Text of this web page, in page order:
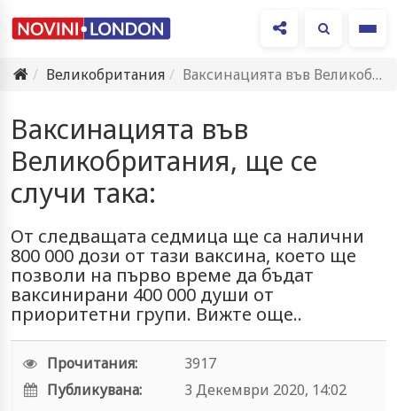
Великобритания
Ваксинацията във Великобритания, ще се случи така:
Ваксинацията във
Великобритания, ще се
случи така:
От следващата седмица ще са налични
800 000 дози от тази ваксина, което ще
позволи на първо време да бъдат
ваксинирани 400 000 души от
приоритетни групи. Вижте още..
Прочитания:
3917
Публикувана:
3 Декември 2020, 14:02